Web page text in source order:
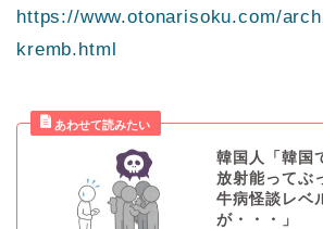
https://www.otonarisoku.com/
kremb.html
韓国人「韓国
放射能ってぶ
牛病怪談レベ
が・・・」